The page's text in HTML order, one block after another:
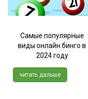
Самые популярные
виды онлайн бинго в
2024 году
читать дальше